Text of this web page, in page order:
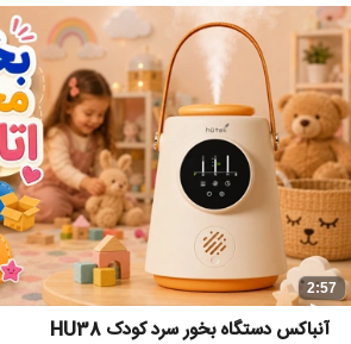
2:57
آنباکس دستگاه بخور سرد کودک HU38